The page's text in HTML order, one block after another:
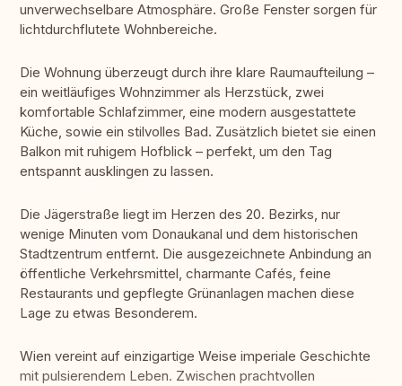
unverwechselbare Atmosphäre. Große Fenster sorgen für
lichtdurchflutete Wohnbereiche.
Die Wohnung überzeugt durch ihre klare Raumaufteilung –
ein weitläufiges Wohnzimmer als Herzstück, zwei
komfortable Schlafzimmer, eine modern ausgestattete
Küche, sowie ein stilvolles Bad. Zusätzlich bietet sie einen
Balkon mit ruhigem Hofblick – perfekt, um den Tag
entspannt ausklingen zu lassen.
Die Jägerstraße liegt im Herzen des 20. Bezirks, nur
wenige Minuten vom Donaukanal und dem historischen
Stadtzentrum entfernt. Die ausgezeichnete Anbindung an
öffentliche Verkehrsmittel, charmante Cafés, feine
Restaurants und gepflegte Grünanlagen machen diese
Lage zu etwas Besonderem.
Wien vereint auf einzigartige Weise imperiale Geschichte
mit pulsierendem Leben. Zwischen prachtvollen